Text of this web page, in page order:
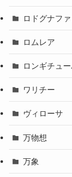
ロドグナフ
ロムレア
ロンギチュ
ワリチー
ヴィローサ
万物想
万象